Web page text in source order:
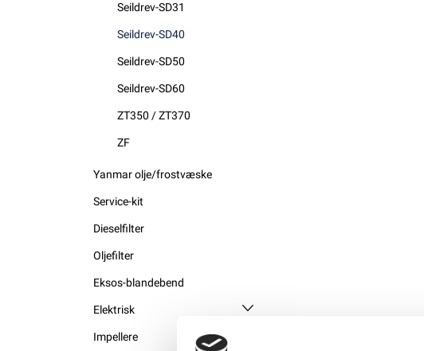
Seildrev-SD31
Seildrev-SD40
Seildrev-SD50
Seildrev-SD60
ZT350 / ZT370
ZF
Yanmar olje/frostvæske
Service-kit
Dieselfilter
Oljefilter
Eksos-blandebend
Elektrisk
Impellere